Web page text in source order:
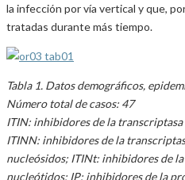
la infección por vía vertical y que,
tratadas durante más tiempo.
Tabla 1. Datos demográficos,
Número total de casos: 47
ITIN: inhibidores de la
ITINN: inhibidores de la
nucleósidos; ITINt: inhibidores de
nucleótidos; IP: inhibidores de la